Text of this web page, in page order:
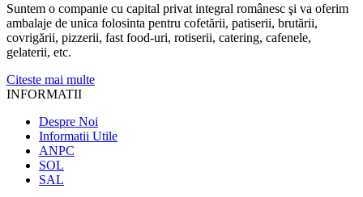
Suntem o companie cu capital privat integral românesc şi va oferim
ambalaje de unica folosinta pentru cofetării, patiserii, brutării,
covrigării, pizzerii, fast food-uri, rotiserii, catering, cafenele,
gelaterii, etc.
Citeste mai multe
INFORMATII
Despre Noi
Informatii Utile
ANPC
SOL
SAL